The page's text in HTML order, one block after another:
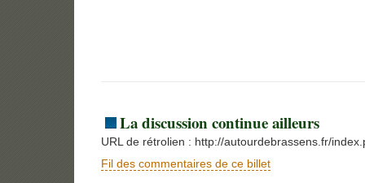
La discussion continue ailleurs
URL de rétrolien : http://autourdebrassens.fr/
Fil des commentaires de ce billet